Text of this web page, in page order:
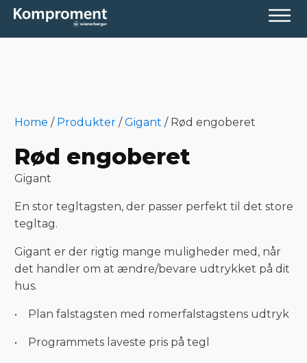
Home / Produkter / Gigant / Rød engoberet
Rød engoberet
Gigant
En stor tegltagsten, der passer perfekt til det store
tegltag.
Gigant er der rigtig mange muligheder med, når
det handler om at ændre/bevare udtrykket på dit
hus.
• Plan falstagsten med romerfalstagstens udtryk
• Programmets laveste pris på tegl